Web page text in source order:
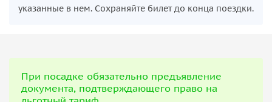
указанные в нем. Сохраняйте билет до конца поездки.
При посадке обязательно предъявление
документа, подтверждающего право на